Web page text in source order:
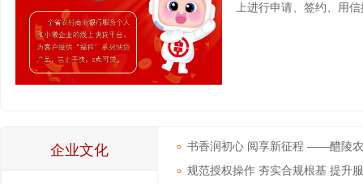
上进行申请、签约、用
企业文化
书香润初心 阅享新征程 ——醴陵
行主题读书会活动
规范授权操作 夯实合规根基 提升